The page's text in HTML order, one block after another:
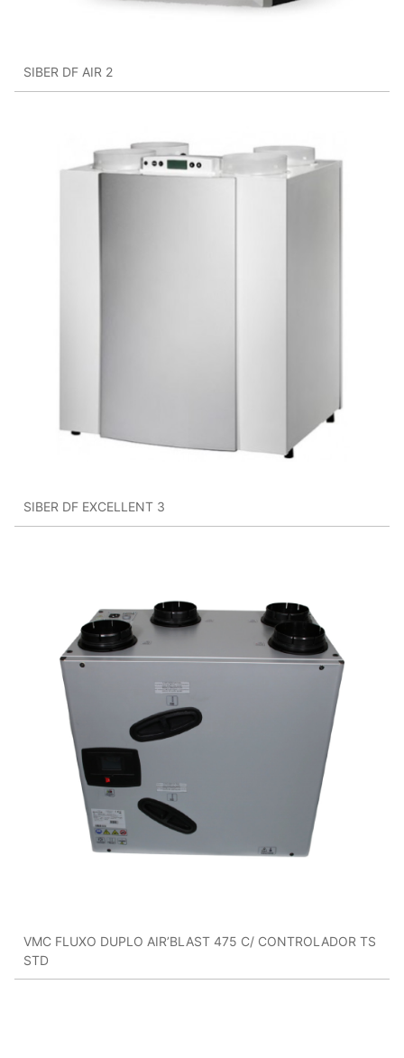
SIBER DF AIR 2
SIBER DF EXCELLENT 3
VMC FLUXO DUPLO AIR’BLAST 475 C/ CONTROLADOR TS
STD